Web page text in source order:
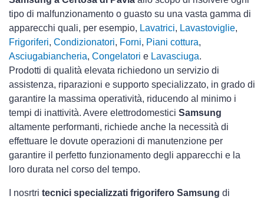
tipo di malfunzionamento o guasto su una vasta gamma di
apparecchi quali, per esempio, Lavatrici, Lavastoviglie,
Frigoriferi, Condizionatori, Forni, Piani cottura,
Asciugabiancheria, Congelatori e Lavasciuga.
Prodotti di qualità elevata richiedono un servizio di
assistenza, riparazioni e supporto specializzato, in grado di
garantire la massima operatività, riducendo al minimo i
tempi di inattività. Avere elettrodomestici Samsung
altamente performanti, richiede anche la necessità di
effettuare le dovute operazioni di manutenzione per
garantire il perfetto funzionamento degli apparecchi e la
loro durata nel corso del tempo.
I nosrtri tecnici specializzati frigorifero Samsung di